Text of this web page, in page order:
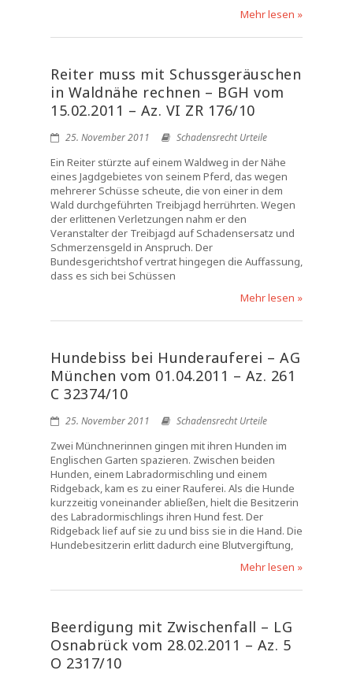
Mehr lesen »
Reiter muss mit Schussgeräuschen
in Waldnähe rechnen – BGH vom
15.02.2011 – Az. VI ZR 176/10
25. November 2011 Schadensrecht Urteile
Ein Reiter stürzte auf einem Waldweg in der Nähe
eines Jagdgebietes von seinem Pferd, das wegen
mehrerer Schüsse scheute, die von einer in dem
Wald durchgeführten Treibjagd herrührten. Wegen
der erlittenen Verletzungen nahm er den
Veranstalter der Treibjagd auf Schadensersatz und
Schmerzensgeld in Anspruch. Der
Bundesgerichtshof vertrat hingegen die Auffassung,
dass es sich bei Schüssen
Mehr lesen »
Hundebiss bei Hunderauferei – AG
München vom 01.04.2011 – Az. 261
C 32374/10
25. November 2011 Schadensrecht Urteile
Zwei Münchnerinnen gingen mit ihren Hunden im
Englischen Garten spazieren. Zwischen beiden
Hunden, einem Labradormischling und einem
Ridgeback, kam es zu einer Rauferei. Als die Hunde
kurzzeitig voneinander abließen, hielt die Besitzerin
des Labradormischlings ihren Hund fest. Der
Ridgeback lief auf sie zu und biss sie in die Hand. Die
Hundebesitzerin erlitt dadurch eine Blutvergiftung,
Mehr lesen »
Beerdigung mit Zwischenfall – LG
Osnabrück vom 28.02.2011 – Az. 5
O 2317/10